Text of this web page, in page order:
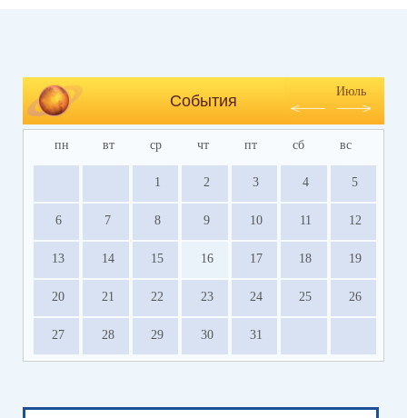
События
Июль
пн вт ср чт пт сб вс
1 2 3 4 5
6 7 8 9 10 11 12
13 14 15 16 17 18 19
20 21 22 23 24 25 26
27 28 29 30 31